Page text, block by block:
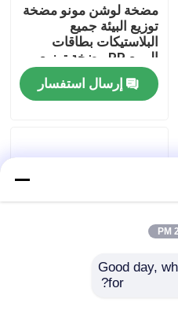
مضخة لوشن مونو مضخة
توزيع البيئة جميع
البلاستيكات بطاقات
الربيع PP مضخة توزيع
إرسال استفسار
Good day,
for?